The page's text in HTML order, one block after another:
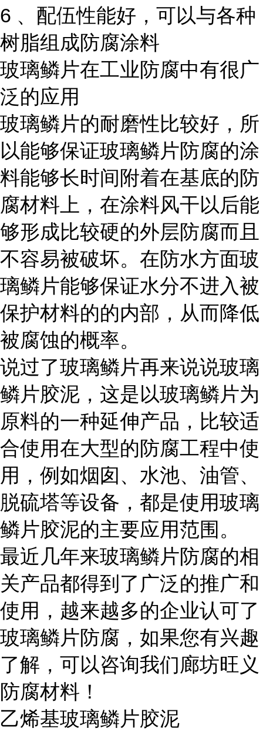
6 、配伍性能好，可以与各种
树脂组成防腐涂料
玻璃鳞片在工业防腐中有很广
泛的应用
玻璃鳞片的耐磨性比较好，所
以能够保证玻璃鳞片防腐的涂
料能够长时间附着在基底的防
腐材料上，在涂料风干以后能
够形成比较硬的外层防腐而且
不容易被破坏。在防水方面玻
璃鳞片能够保证水分不进入被
保护材料的的内部，从而降低
被腐蚀的概率。
说过了玻璃鳞片再来说说玻璃
鳞片胶泥，这是以玻璃鳞片为
原料的一种延伸产品，比较适
合使用在大型的防腐工程中使
用，例如烟囱、水池、油管、
脱硫塔等设备，都是使用玻璃
鳞片胶泥的主要应用范围。
最近几年来玻璃鳞片防腐的相
关产品都得到了广泛的推广和
使用，越来越多的企业认可了
玻璃鳞片防腐，如果您有兴趣
了解，可以咨询我们廊坊旺义
防腐材料！
乙烯基玻璃鳞片胶泥